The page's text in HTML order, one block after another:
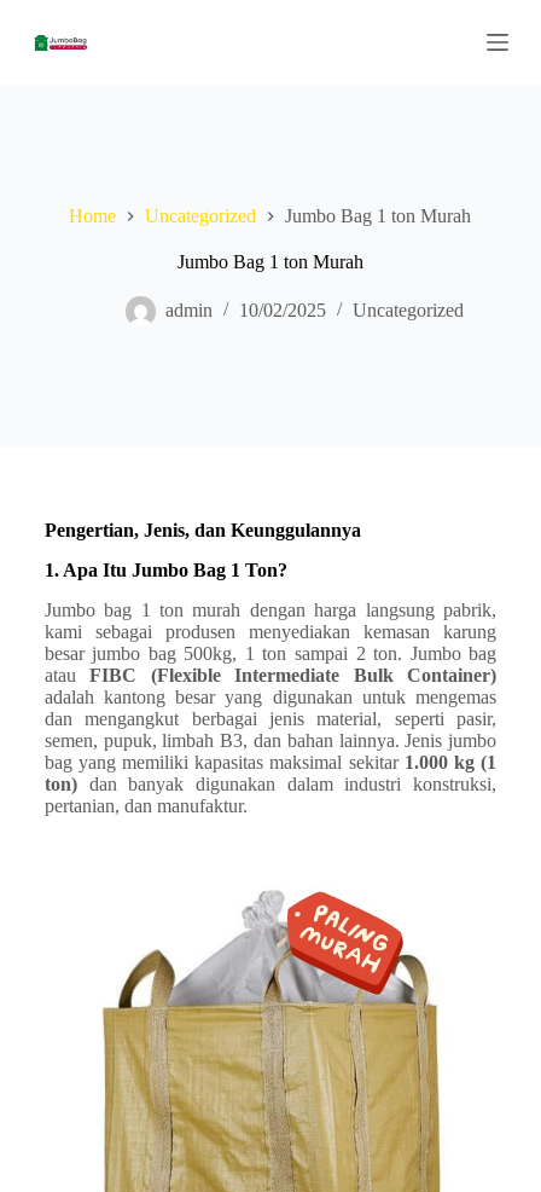
Home Uncategorized Jumbo Bag 1 ton Murah
Jumbo Bag 1 ton Murah
admin 10/02/2025 Uncategorized
Pengertian, Jenis, dan Keunggulannya
1. Apa Itu Jumbo Bag 1 Ton?
Jumbo bag 1 ton murah dengan harga langsung pabrik,
kami sebagai produsen menyediakan kemasan karung
besar jumbo bag 500kg, 1 ton sampai 2 ton. Jumbo bag
atauFIBC (Flexible Intermediate Bulk Container)
adalah kantong besar yang digunakan untuk mengemas
dan mengangkut berbagai jenis material, seperti pasir,
semen, pupuk, limbah B3, dan bahan lainnya. Jenis jumbo
bag yang memiliki kapasitas maksimal sekitar 1.000 kg (1
ton)dan banyak digunakan dalam industri konstruksi,
pertanian, dan manufaktur.